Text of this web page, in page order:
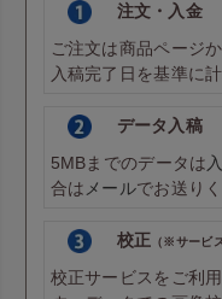
注文・入金
ご注文は商品ページ
入稿完了日を基準に
データ入稿
5MBまでのデータは
合は メールでお送りく
校正 （※サービ
校正サービスをご利